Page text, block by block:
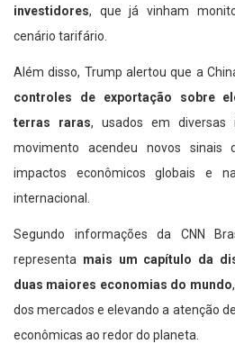
investidores, que já vinham
cenário tarifário.
Além disso, Trump alertou que a
controles de exportação sobre
terras raras, usados em diversas
movimento acendeu novos sinais
impactos econômicos globais e
internacional.
Segundo informações da CNN
representa mais um capítulo da
duas maiores economias do mundo
dos mercados e elevando a atenção
econômicas ao redor do planeta.